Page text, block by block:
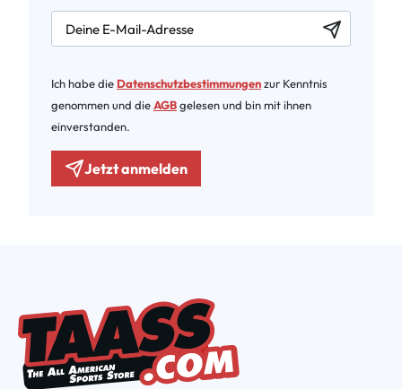
newsletter.labelEmail
Ich habe die Datenschutzbestimmungenzur Kenntnis
genommen und dieAGBgelesen und bin mit ihnen
einverstanden.
Jetzt anmelden